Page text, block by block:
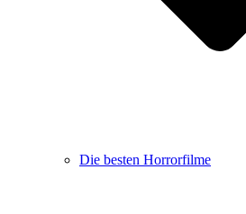
Die besten Horrorfilme